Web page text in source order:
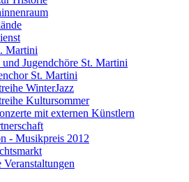
Martini
Jugendchöre St. Martini
St. Martini
WinterJazz
Kultursommer
mit externen Künstlern
- Musikpreis 2012
Veranstaltungen